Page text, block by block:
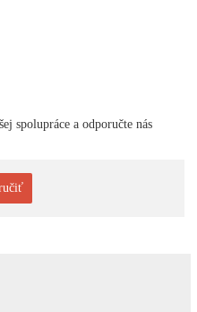
spolupráce a odporučte nás